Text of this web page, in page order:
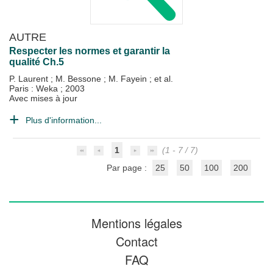
AUTRE
Respecter les normes et garantir la
qualité Ch.5
P. Laurent ; M. Bessone ; M. Fayein ; et al.
Paris : Weka ; 2003
Avec mises à jour
Plus d'information...
1
(1 - 7 / 7)
Par page :
25 50 100 200
Mentions légales
Contact
FAQ